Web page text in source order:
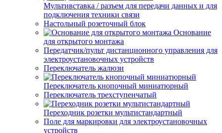
Мультивставка / разъем для передачи данных и для
подключения техники связи
Настольный розеточный блок
Основание
для открытого монтажа
Передатчик/пульт дистанционного управления для
электроустановочных устройств
Переключатель жалюзи
Переключатель кнопочный миниатюрный
Переключатель трехступенчатый
Переходник розетки мультистандартный
Поле для маркировки для электроустановочных
устройств